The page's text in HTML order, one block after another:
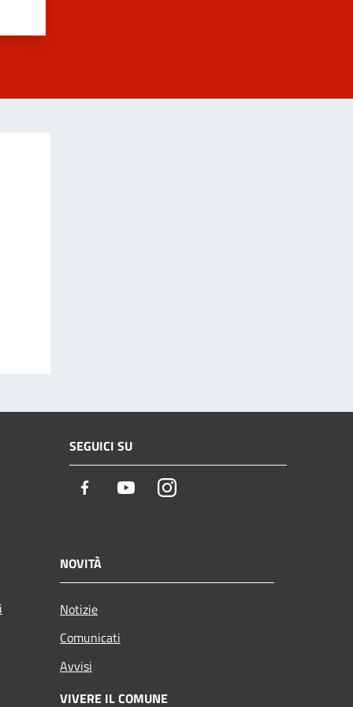
SEGUICI SU
Facebook YoutubeInstagram
NOVITÀ
Notizie
Comunicati
Avvisi
VIVERE IL COMUNE